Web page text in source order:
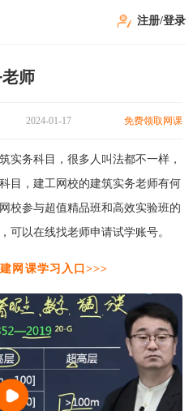
注册/登录
师
2024-01-17 免费领取网课
实务科目，很多人叫法都不一样，
目，建工网校的建筑实务老师有何
校参与超值精品班和高效实验班的
可以在线找老师申请试学账号。
网课学习入口>>>